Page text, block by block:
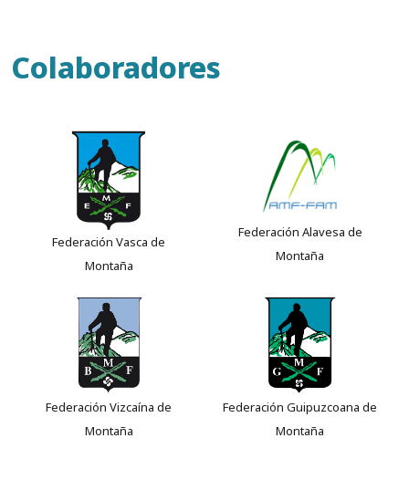
Colaboradores
Federación Vasca de
Montaña
Federación Alavesa de
Montaña
Federación Vizcaína de
Montaña
Federación Guipuzcoana de
Montaña